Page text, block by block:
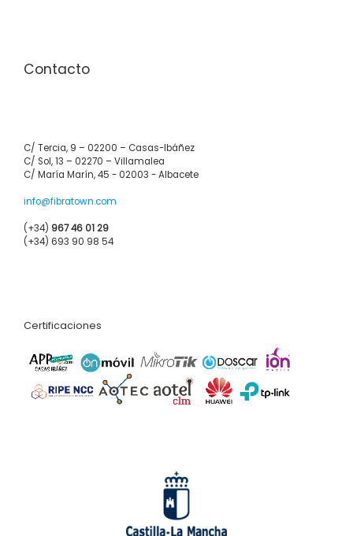
Contacto
C/ Tercia, 9 – 02200 – Casas-Ibáñez
C/ Sol, 13 – 02270 – Villamalea
C/ María Marín, 45 - 02003 - Albacete
info@fibratown.com
(+34) 967 46 01 29
(+34) 693 90 98 54
Certificaciones